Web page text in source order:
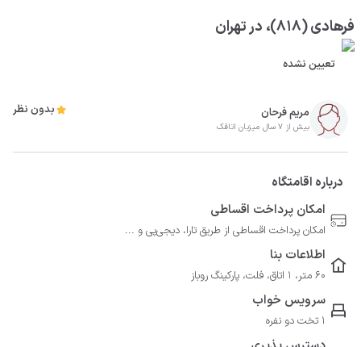
فرهادی (۸۱۸)، در تهران
تعیین نشده
مریم فرحان
بیش از 7 سال میزبان اتاقک
بدون نظر
درباره اقامتگاه
امکان پرداخت اقساطی
امکان پرداخت اقساطی از طریق تارا، دیجی‌پی و ...
اطلاعات بنا
60 متر، 1 اتاق، فلت، پارکینگ روباز
سرویس خواب
1 تخت دو نفره